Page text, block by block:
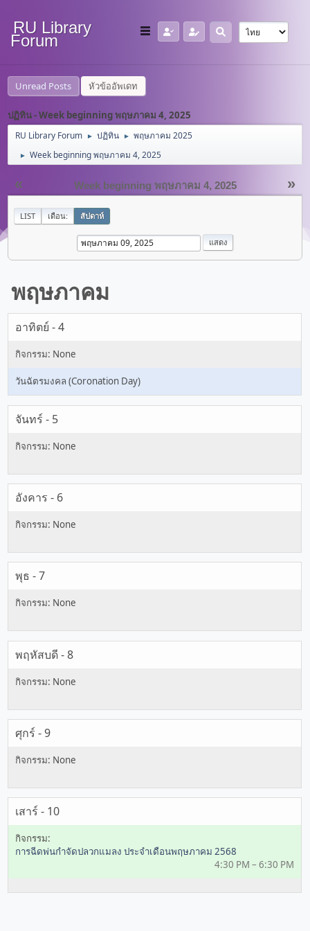
RU Library
Forum
Unread Posts หัวข้ออัพเดท
ปฏิทิน - Week beginning พฤษภาคม 4, 2025
RU Library Forum ► ปฏิทิน ► พฤษภาคม 2025
► Week beginning พฤษภาคม 4, 2025
« »
Week beginning พฤษภาคม 4, 2025
LIST เดือน: สัปดาห์
พฤษภาคม
อาทิตย์ - 4
วันฉัตรมงคล (Coronation Day)
จันทร์ - 5
อังคาร - 6
พุธ - 7
พฤหัสบดี - 8
ศุกร์ - 9
เสาร์ - 10
การฉีดพ่นกำจัดปลวกแมลง ประจำเดือนพฤษภาคม 2568
4:30 PM – 6:30 PM